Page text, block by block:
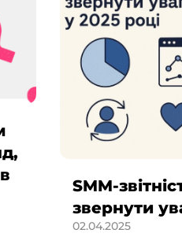
SMM-
звернути
02.04.2025